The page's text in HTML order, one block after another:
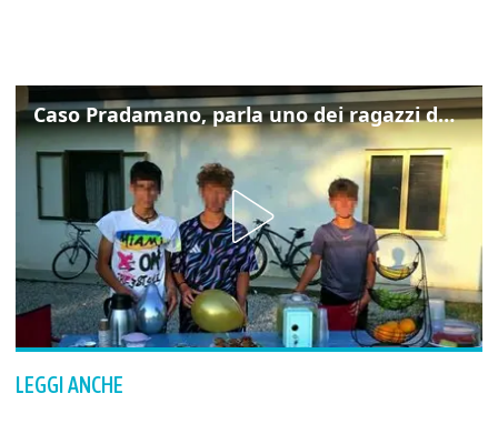
Caso Pradamano, parla uno dei ragazzi denunciati per la limonata: "Volevo anche aiutare i miei"
LEGGI ANCHE